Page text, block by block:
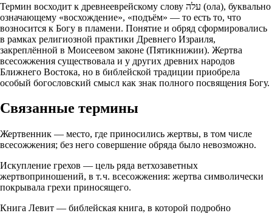
Термин восходит к древнееврейскому слову עלה (ола), буквально
означающему «восхождение», «подъём» — то есть то, что
возносится к Богу в пламени. Понятие и обряд сформировались
в рамках религиозной практики Древнего Израиля,
закреплённой в Моисеевом законе (Пятикнижии). Жертва
всесожжения существовала и у других древних народов
Ближнего Востока, но в библейской традиции приобрела
особый богословский смысл как знак полного посвящения Богу.
Связанные термины
Жертвенник — место, где приносились жертвы, в том числе
всесожжения; без него совершение обряда было невозможно.
Искупление грехов — цель ряда ветхозаветных
жертвоприношений, в т. ч. всесожжения: жертва символически
покрывала грехи приносящего.
Книга Левит — библейская книга, в которой подробно